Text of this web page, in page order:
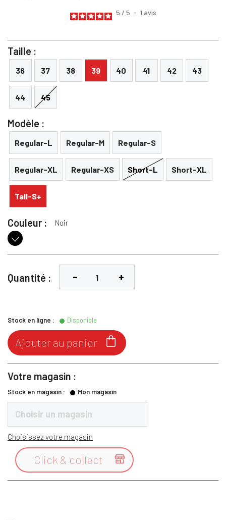
5 / 5 - 1 avis
Taille :
36 37 38 39 40 41 42 43
44 45
Modèle :
Regular-L Regular-M Regular-S
Regular-XL Regular-XS Short-L Short-XL
Tall-S+
Couleur : Noir
Noir
Quantité :
Stock en ligne : Disponible

Ajouter au panier
Votre magasin :
Stock en magasin : Mon magasin
Choisir un magasin
Choisissez votre magasin

Click & collect